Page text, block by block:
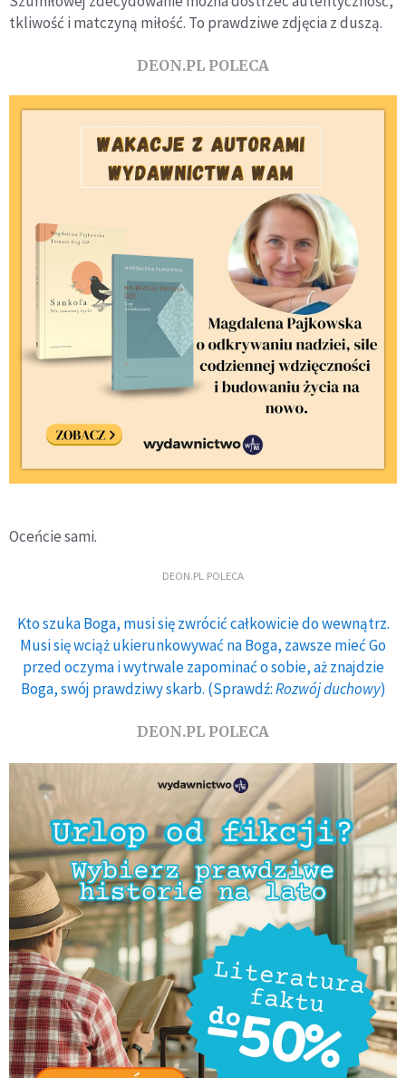
tkliwość i matczyną miłość. To prawdziwe zdjęcia z duszą.
DEON.PL POLECA
Oceńcie sami.
DEON.PL POLECA
Kto szuka Boga, musi się zwrócić całkowicie do wewnątrz.
Musi się wciąż ukierunkowywać na Boga, zawsze mieć Go
przed oczyma i wytrwale zapominać o sobie, aż znajdzie
Boga, swój prawdziwy skarb. (Sprawdź:Rozwój duchowy)
DEON.PL POLECA